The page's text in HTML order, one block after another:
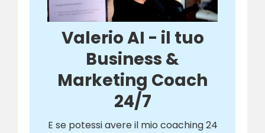
Valerio AI - il tuo
Business &
Marketing Coach
24/7
E se potessi avere il mio coaching 24